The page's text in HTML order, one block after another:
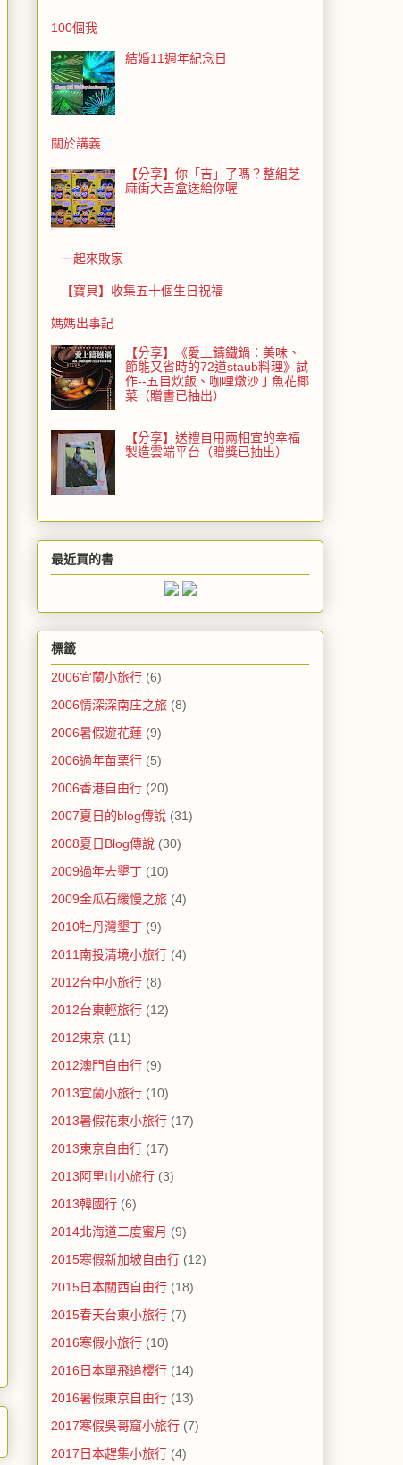
100個我
結婚11週年紀念日
關於講義
【分享】你「吉」了嗎？整組芝
麻街大吉盒送給你喔
一起來敗家
【寶貝】收集五十個生日祝福
媽媽出事記
【分享】《愛上鑄鐵鍋：美味、
節能又省時的72道staub料理》試
作--五目炊飯、咖哩燉沙丁魚花椰
菜（贈書已抽出）
【分享】送禮自用兩相宜的幸福
製造雲端平台（贈獎已抽出）
最近買的書
標籤
2006宜蘭小旅行 (6)
2006情深深南庄之旅 (8)
2006暑假遊花蓮 (9)
2006過年苗栗行 (5)
2006香港自由行 (20)
2007夏日的blog傳說 (31)
2008夏日Blog傳說 (30)
2009過年去墾丁 (10)
2009金瓜石緩慢之旅 (4)
2010牡丹灣墾丁 (9)
2011南投清境小旅行 (4)
2012台中小旅行 (8)
2012台東輕旅行 (12)
2012東京 (11)
2012澳門自由行 (9)
2013宜蘭小旅行 (10)
2013暑假花東小旅行 (17)
2013東京自由行 (17)
2013阿里山小旅行 (3)
2013韓國行 (6)
2014北海道二度蜜月 (9)
2015寒假新加坡自由行 (12)
2015日本關西自由行 (18)
2015春天台東小旅行 (7)
2016寒假小旅行 (10)
2016日本單飛追櫻行 (14)
2016暑假東京自由行 (13)
2017寒假吳哥窟小旅行 (7)
2017日本趕集小旅行 (4)